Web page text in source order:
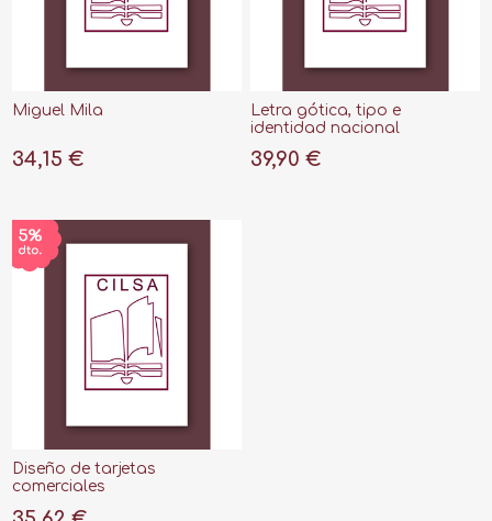
Miguel Mila
34,15 €
Letra gótica, tipo e
identidad nacional
39,90 €
Diseño de tarjetas
comerciales